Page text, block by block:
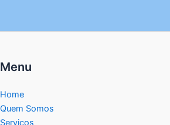
Menu
Home
Quem Somos